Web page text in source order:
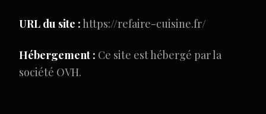
URL du site : https://refaire-cuisine.fr/
Hébergement : Ce site est hébergé par la
société OVH.